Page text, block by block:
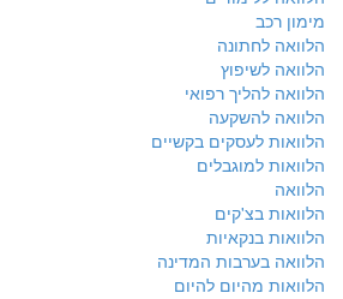
מימון רכב
הלוואה לחתונה
הלוואה לשיפוץ
הלוואה להליך רפואי
הלוואה להשקעה
הלוואות לעסקים בקשיים
הלוואות למוגבלים
הלוואה
הלוואות בצ'קים
הלוואות בנקאיות
הלוואה בערבות המדינה
הלוואות מהיום להיום